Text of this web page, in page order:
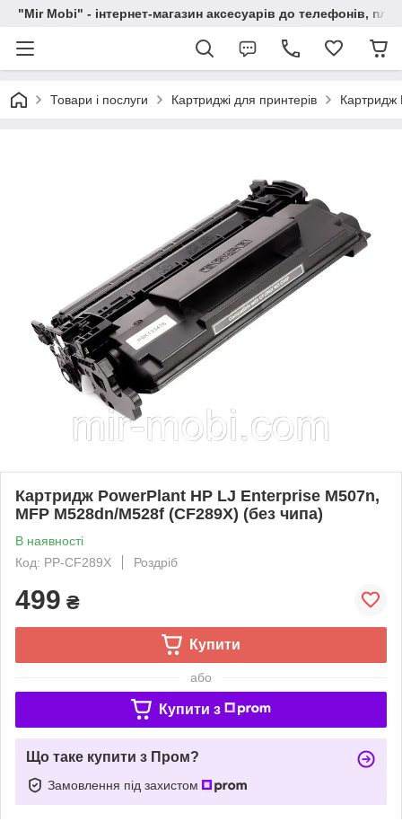
"Mir Mobi" - інтернет-магазин аксесуарів до телефонів,
Товари і послуги Картриджі для принтерів Картридж
Картридж PowerPlant HP LJ Enterprise M507n,
MFP M528dn/M528f (CF289X) (без чипа)
В наявності
Код: PP-CF289X
Роздріб
499 ₴
Купити
або
Купити з
Що таке купити з Пром?
Замовлення під захистом